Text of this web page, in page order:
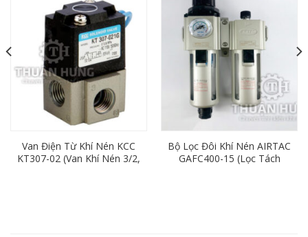
Van Điện Từ Khí Nén KCC
KT307-02 (Van Khí Nén 3/2,
Bộ Lọc Đôi Khí Nén AIRTAC
GAFC400-15 (Lọc Tách